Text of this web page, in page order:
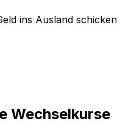
ins Ausland schicken
Wechselkurse